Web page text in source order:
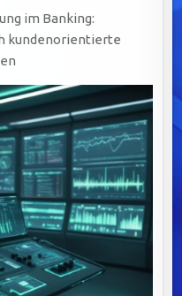
im Banking:
kundenorientierte